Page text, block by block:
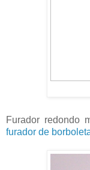
Furador redondo
furador de